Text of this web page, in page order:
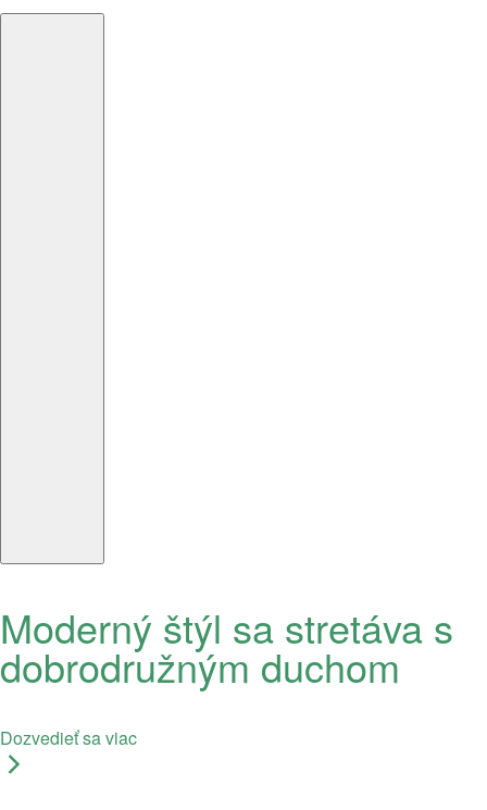
Moderný štýl sa stretáva s
dobrodružným duchom
Dozvedieť sa viac